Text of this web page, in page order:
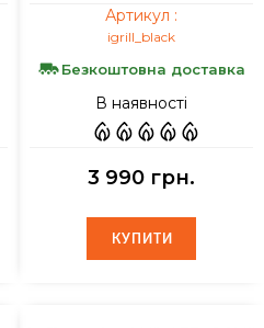
Артикул :
igrill_black
Безкоштовна доставка
В наявності
3 990 грн.
КУПИТИ
КУПИТИ